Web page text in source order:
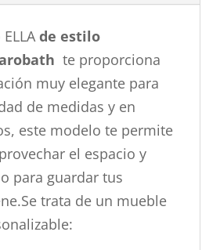
de estilo
te proporciona
muy elegante para
de medidas y en
este modelo te permite
el espacio y
para guardar tus
trata de un mueble